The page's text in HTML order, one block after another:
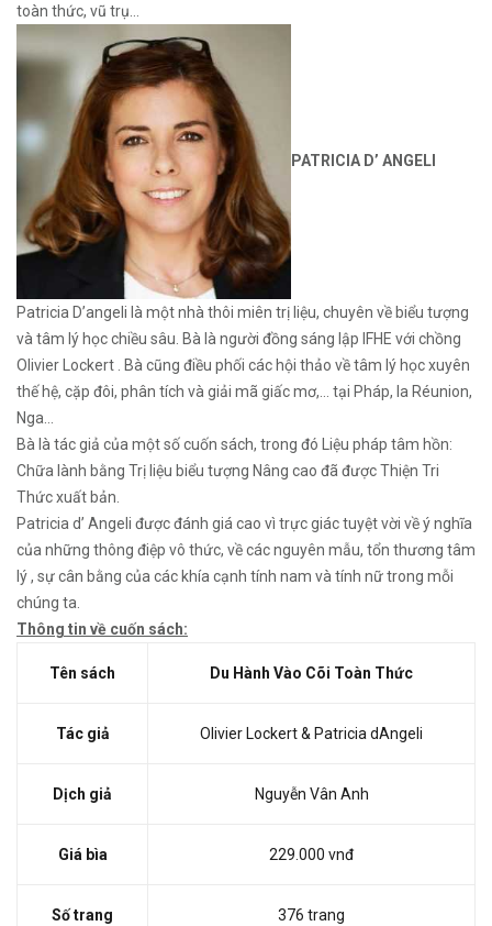
toàn thức, vũ trụ…
PATRICIA D’ ANGELI
Patricia D’angeli là một nhà thôi miên trị liệu, chuyên về biểu tượng
và tâm lý học chiều sâu. Bà là người đồng sáng lập IFHE với chồng
Olivier Lockert . Bà cũng điều phối các hội thảo về tâm lý học xuyên
thế hệ, cặp đôi, phân tích và giải mã giấc mơ,… tại Pháp, la Réunion,
Nga…
Bà là tác giả của một số cuốn sách, trong đó Liệu pháp tâm hồn:
Chữa lành bằng Trị liệu biểu tượng Nâng cao đã được Thiện Tri
Thức xuất bản.
Patricia d’ Angeli được đánh giá cao vì trực giác tuyệt vời về ý nghĩa
của những thông điệp vô thức, về các nguyên mẫu, tổn thương tâm
lý , sự cân bằng của các khía cạnh tính nam và tính nữ trong mỗi
chúng ta.
Thông tin về cuốn sách:
Tên sách Du Hành Vào Cõi Toàn Thức
Tác giả Olivier Lockert & Patricia dAngeli
Dịch giả Nguyễn Vân Anh
Giá bìa 229.000 vnđ
Số trang 376 trang